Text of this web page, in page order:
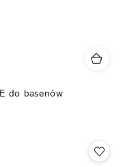
do basenów